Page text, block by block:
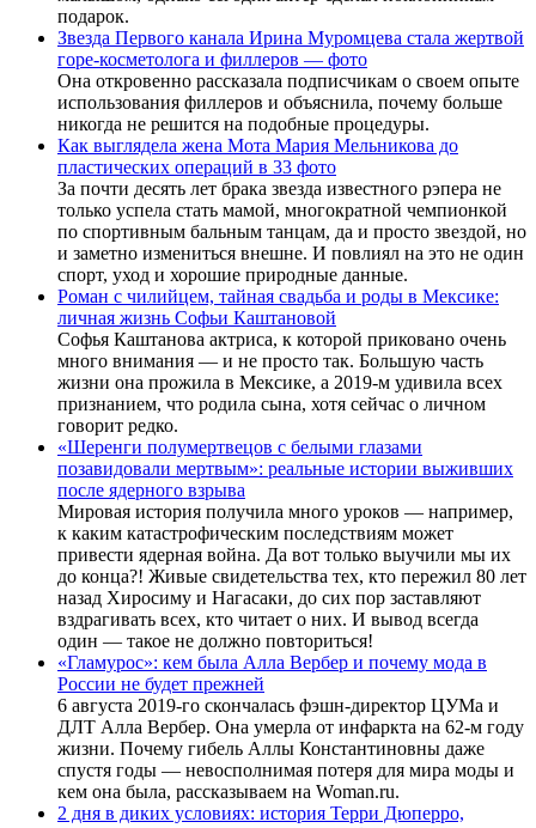
подарок.
Звезда Первого канала Ирина Муромцева стала жертвой
горе-косметолога и филлеров — фото
Она откровенно рассказала подписчикам о своем опыте
использования филлеров и объяснила, почему больше
никогда не решится на подобные процедуры.
Как выглядела жена Мота Мария Мельникова до
пластических операций в 33 фото
За почти десять лет брака звезда известного рэпера не
только успела стать мамой, многократной чемпионкой
по спортивным бальным танцам, да и просто звездой, но
и заметно измениться внешне. И повлиял на это не один
спорт, уход и хорошие природные данные.
Роман с чилийцем, тайная свадьба и роды в Мексике:
личная жизнь Софьи Каштановой
Софья Каштанова актриса, к которой приковано очень
много внимания — и не просто так. Большую часть
жизни она прожила в Мексике, а 2019-м удивила всех
признанием, что родила сына, хотя сейчас о личном
говорит редко.
«Шеренги полумертвецов с белыми глазами
позавидовали мертвым»: реальные истории выживших
после ядерного взрыва
Мировая история получила много уроков — например,
к каким катастрофическим последствиям может
привести ядерная война. Да вот только выучили мы их
до конца?! Живые свидетельства тех, кто пережил 80 лет
назад Хиросиму и Нагасаки, до сих пор заставляют
вздрагивать всех, кто читает о них. И вывод всегда
один — такое не должно повториться!
«Гламурос»: кем была Алла Вербер и почему мода в
России не будет прежней
6 августа 2019-го скончалась фэшн-директор ЦУМа и
ДЛТ Алла Вербер. Она умерла от инфаркта на 62-м году
жизни. Почему гибель Аллы Константиновны даже
спустя годы — невосполнимая потеря для мира моды и
кем она была, рассказываем на Woman.ru.
2 дня в диких условиях: история Терри Дюперро,